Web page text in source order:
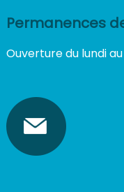
Permanences
Ouverture du lundi